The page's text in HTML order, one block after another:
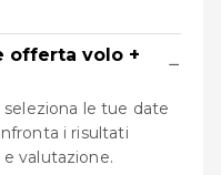
offerta volo +
−
seleziona le tue date
i risultati
valutazione.